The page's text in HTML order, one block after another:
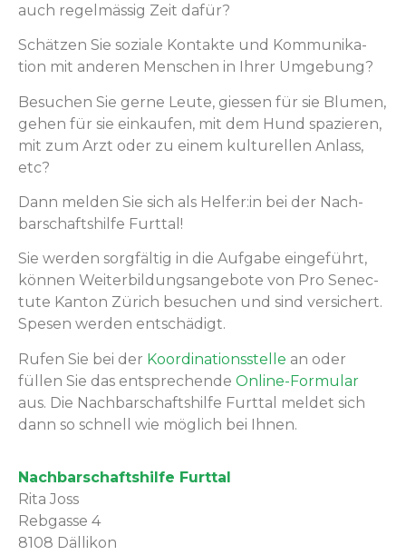
auch regelmäs­sig Zeit dafür?
Schätzen Sie soziale Kon­tak­te und Kom­mu­nika­
tion mit anderen Men­schen in Ihrer Umgebung?
Besuchen Sie gerne Leute, giessen für sie Blu­men,
gehen für sie einkaufen, mit dem Hund spazieren,
mit zum Arzt oder zu einem kul­turellen Anlass,
etc?
Dann melden Sie sich als Helfer:in bei der Nach­
barschaft­shil­fe Furttal!
Sie wer­den sorgfältig in die Auf­gabe einge­führt,
kön­nen Weit­er­bil­dungsange­bote von Pro Senec­
tute Kan­ton Zürich besuchen und sind ver­sichert.
Spe­sen wer­den entschädigt.
Rufen Sie bei der Koor­di­na­tion­sstelle an oder
füllen Sie das entsprechende Online-For­mu­lar
aus. Die Nach­barschaft­shil­fe Furt­tal meldet sich
dann so schnell wie möglich bei Ihnen.
Nach­barschaft­shil­fe Furt­tal
Rita Joss
Reb­gasse 4
8108 Däl­likon